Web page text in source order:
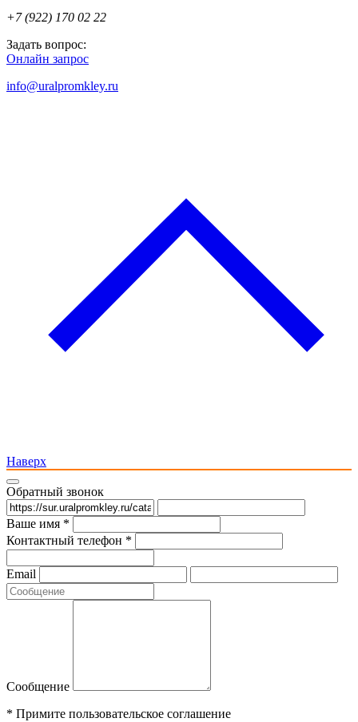
+7 (922) 170 02 22
Задать вопрос:
Онлайн запрос
info@uralpromkley.ru
Наверх
Обратный звонок
Ваше имя *
Контактный телефон *
Email
Сообщение
* Примите пользовательское соглашение